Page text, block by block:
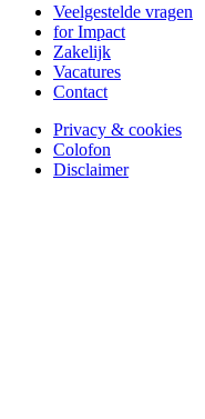
Veelgestelde vragen
for Impact
Zakelijk
Vacatures
Contact
Privacy & cookies
Colofon
Disclaimer